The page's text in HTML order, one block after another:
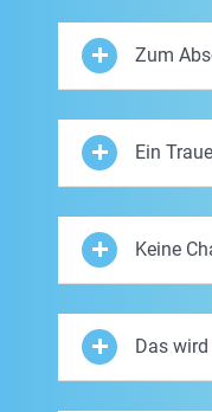
Zum
Ein
Keine
Das